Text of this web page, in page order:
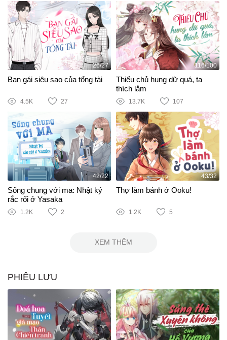
26/27
Bạn gái siêu sao của tổng tài
4.5K 27
116/100
Thiếu chủ hung dữ quá, ta
thích lắm
13.7K 107
42/22
Sống chung với ma: Nhật ký
rắc rối ở Yasaka
1.2K 2
43/32
Thợ làm bánh ở Ooku!
1.2K 5
XEM THÊM
PHIÊU LƯU